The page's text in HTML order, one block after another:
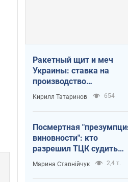
Ракетный щит и меч
Украины: ставка на
производство
собственных ракет
Кирилл Татаринов 654
Посмертная
виновности": кто
разрешил ТЦК судить
погибших защитников
Марина Ставнійчук 2,4 т.